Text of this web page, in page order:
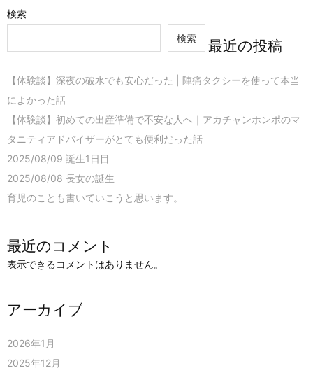
検索
検索 最近の投稿
【体験談】深夜の破水でも安心だった | 陣痛タクシーを使って本当
によかった話
【体験談】初めての出産準備で不安な人へ｜アカチャンホンポのマ
タニティアドバイザーがとても便利だった話
2025/08/09 誕生1日目
2025/08/08 長女の誕生
育児のことも書いていこうと思います。
最近のコメント
表示できるコメントはありません。
アーカイブ
2026年1月
2025年12月